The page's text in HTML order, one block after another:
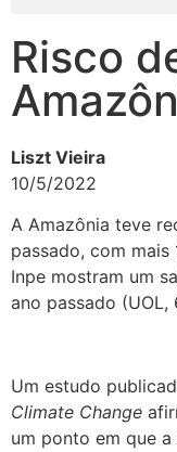
Risco
Liszt Vieira
10/5/2022
A Amazônia teve
passado, com
Inpe mostram um
ano passado
Um estudo
Climate Change
um ponto em que